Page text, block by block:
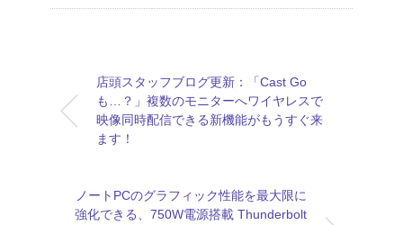
店頭スタッフブログ更新：「Cast Go
も…？」複数のモニターへワイヤレスで
映像同時配信できる新機能がもうすぐ来
ます！
ノートPCのグラフィック性能を最大限に
強化できる、750W電源搭載 Thunderbolt